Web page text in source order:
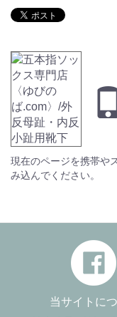
現在のページを携帯や
み込んでください。
当サイトに